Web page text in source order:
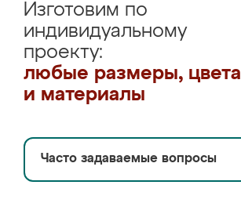
Изготовим по
индивидуальному
проекту:
любые размеры, цвета
и материалы
Часто задаваемые вопросы